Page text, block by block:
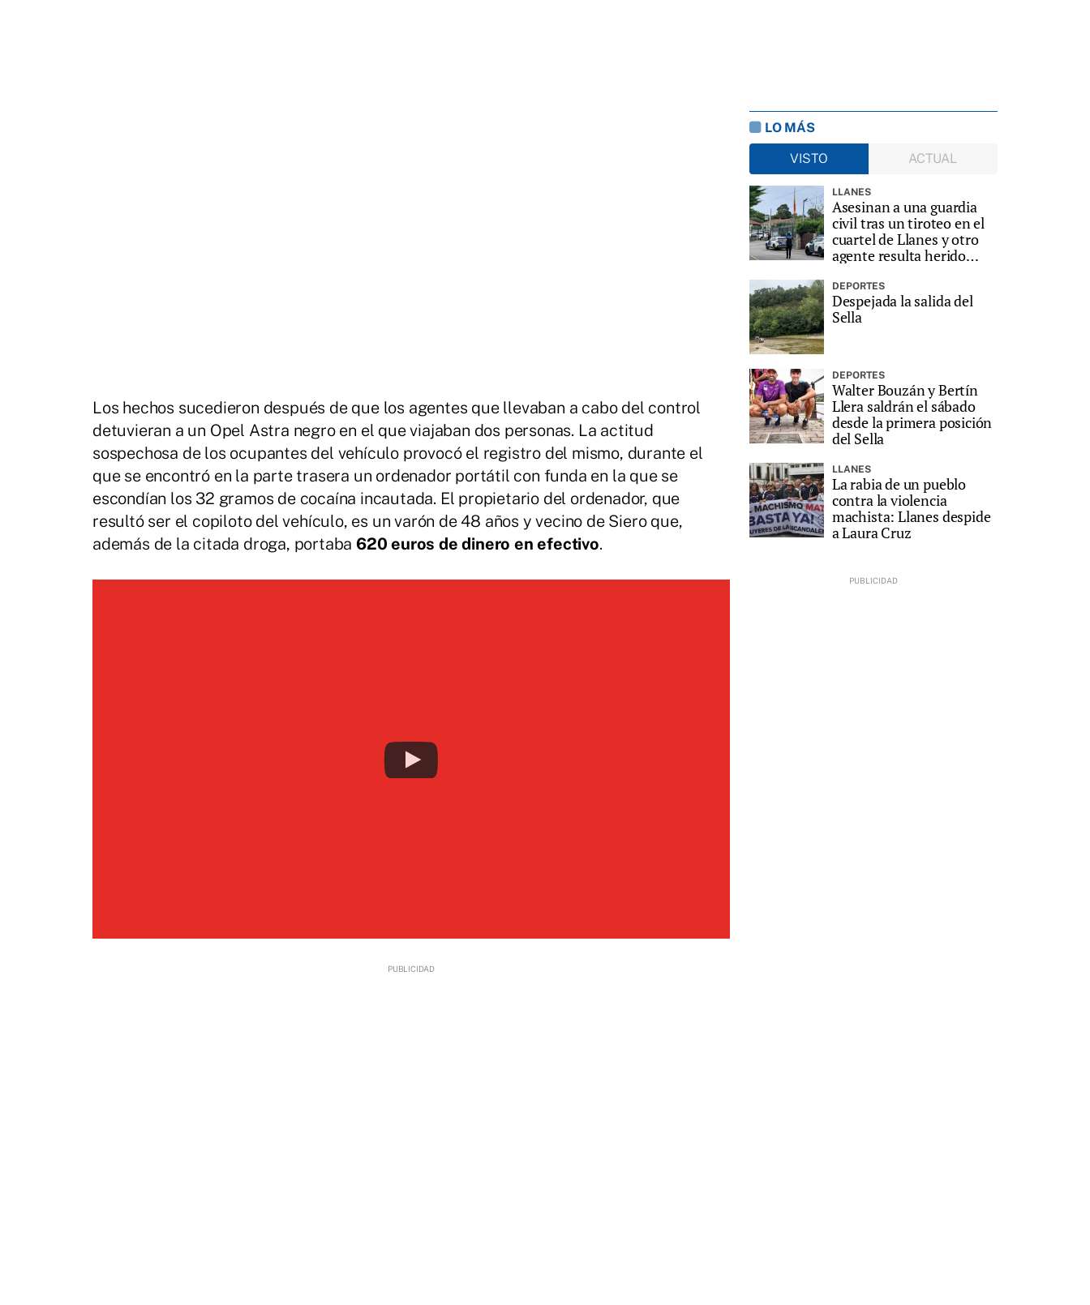
Los hechos sucedieron después de que los agentes que llevaban a cabo del control
detuvieran a un Opel Astra negro en el que viajaban dos personas. La actitud
sospechosa de los ocupantes del vehículo provocó el registro del mismo, durante el
que se encontró en la parte trasera un ordenador portátil con funda en la que se
escondían los 32 gramos de cocaína incautada. El propietario del ordenador, que
resultó ser el copiloto del vehículo, es un varón de 48 años y vecino de Siero que,
además de la citada droga, portaba 620 euros de dinero en efectivo.
LO MÁS
VISTO
ACTUAL
LLANES
Asesinan a una guardia
civil tras un tiroteo en el
cuartel de Llanes y otro
agente resulta herido
DEPORTES
Despejada la salida del
Sella
DEPORTES
Walter Bouzán y Bertín
Llera saldrán el sábado
desde la primera posición
del Sella
LLANES
La rabia de un pueblo
contra la violencia
machista: Llanes despide
a Laura Cruz